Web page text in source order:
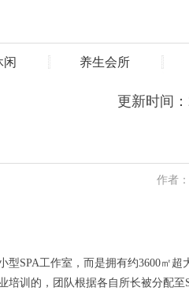
闲 养生会所
更新时间
作者
工作室，而是拥有约3600㎡超
培训的，团队根据各自所长被分配